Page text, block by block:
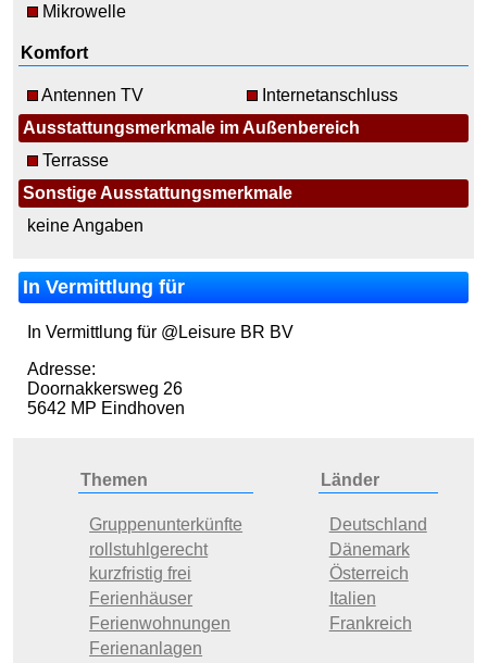
Mikrowelle
Komfort
Antennen TV
Internetanschluss
Ausstattungsmerkmale im Außenbereich
Terrasse
Sonstige Ausstattungsmerkmale
keine Angaben
In Vermittlung für
In Vermittlung für @Leisure BR BV
Adresse:
Doornakkersweg 26
5642 MP Eindhoven
Themen
Gruppenunterkünfte
rollstuhlgerecht
kurzfristig frei
Ferienhäuser
Ferienwohnungen
Ferienanlagen
Länder
Deutschland
Dänemark
Österreich
Italien
Frankreich